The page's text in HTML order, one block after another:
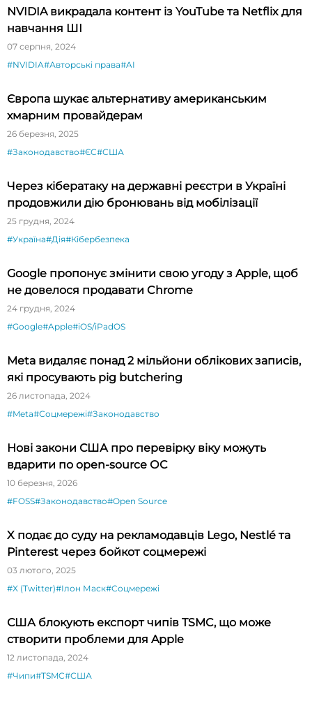
NVIDIA викрадала контент із YouTube та Netflix для
навчання ШІ
07 серпня, 2024
#NVIDIA#Авторські права#AI
Європа шукає альтернативу американським
хмарним провайдерам
26 березня, 2025
#Законодавство#ЄС#США
Через кібератаку на державні реєстри в Україні
продовжили дію бронювань від мобілізації
25 грудня, 2024
#Україна#Дія#Кібербезпека
Google пропонує змінити свою угоду з Apple, щоб
не довелося продавати Chrome
24 грудня, 2024
#Google#Apple#iOS/iPadOS
Meta видаляє понад 2 мільйони облікових записів,
які просувають pig butchering
26 листопада, 2024
#Meta#Соцмережі#Законодавство
Нові закони США про перевірку віку можуть
вдарити по open-source ОС
10 березня, 2026
#FOSS#Законодавство#Open Source
X подає до суду на рекламодавців Lego, Nestlé та
Pinterest через бойкот соцмережі
03 лютого, 2025
#X (Twitter)#Ілон Маск#Соцмережі
США блокують експорт чипів TSMC, що може
створити проблеми для Apple
12 листопада, 2024
#Чипи#TSMC#США